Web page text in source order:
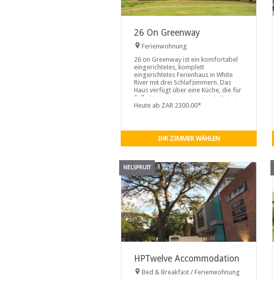
26 On Greenway
Ferienwohnung
26 on Greenway ist ein komfortabel
eingerichtetes, komplett
eingerichtetes Ferienhaus in White
River mit drei Schlafzimmern. Das
Haus verfügt über eine Küche, die für
Selbstversorger gut ausgestattet ist.
Die Küche führt zu einem gefliesten
Heute ab ZAR 2300.00*
IHR ZIMMER WÄHLEN
NELSPRUIT
HPTwelve Accommodation
Bed & Breakfast / Ferienwohnung